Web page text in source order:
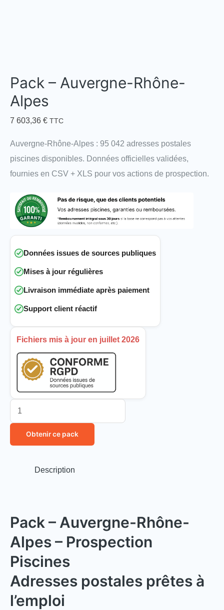
Pack – Auvergne-Rhône-
Alpes
7 603,36 € TTC
Auvergne-Rhône-Alpes : 95 042 adresses postales
piscines disponibles. Données officielles validées,
fournies en CSV + XLS pour vos actions de prospection.
Données issues de sources publiques
Mises à jour régulières
Livraison immédiate après paiement
Support client réactif
Fichiers mis à jour en juillet 2026
Obtenir ce pack
Description
Pack – Auvergne-Rhône-
Alpes – Prospection
Piscines
Adresses postales prêtes à
l’emploi